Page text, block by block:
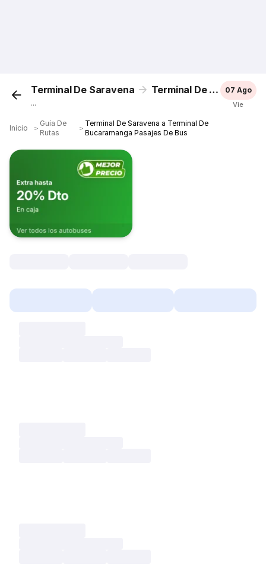
Terminal De Saravena Terminal De Bucaramanga
...
07 Ago
Vie
Inicio ＞
Guía De
Rutas
＞
Terminal De Saravena a Terminal De
Bucaramanga Pasajes De Bus